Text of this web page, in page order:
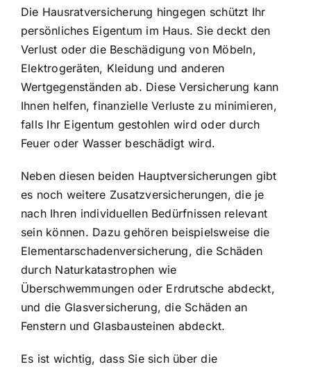
Die Hausratversicherung hingegen schützt Ihr
persönliches Eigentum im Haus. Sie deckt den
Verlust oder die Beschädigung von Möbeln,
Elektrogeräten, Kleidung und anderen
Wertgegenständen ab. Diese Versicherung kann
Ihnen helfen, finanzielle Verluste zu minimieren,
falls Ihr Eigentum gestohlen wird oder durch
Feuer oder Wasser beschädigt wird.
Neben diesen beiden Hauptversicherungen gibt
es noch weitere Zusatzversicherungen, die je
nach Ihren individuellen Bedürfnissen relevant
sein können. Dazu gehören beispielsweise die
Elementarschadenversicherung, die Schäden
durch Naturkatastrophen wie
Überschwemmungen oder Erdrutsche abdeckt,
und die Glasversicherung, die Schäden an
Fenstern und Glasbausteinen abdeckt.
Es ist wichtig, dass Sie sich über die